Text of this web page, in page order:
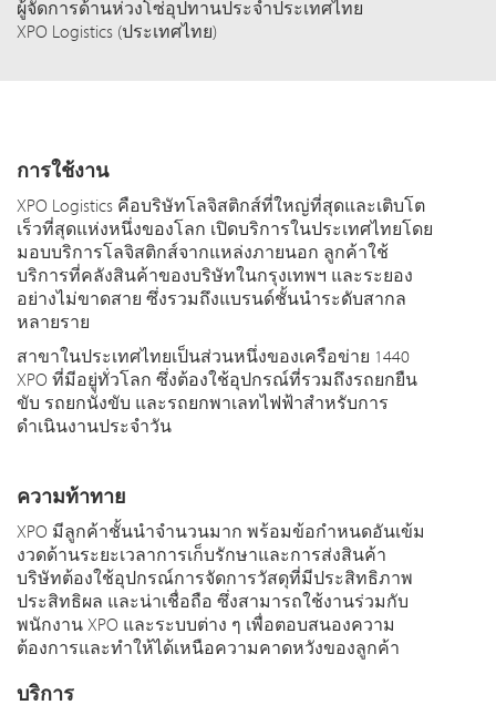
ผู้จัดการด้านห่วงโซ่อุปทานประจำประเทศไทย
XPO Logistics (ประเทศไทย)
การใช้งาน
XPO Logistics คือบริษัทโลจิสติกส์ที่ใหญ่ที่สุดและเติบโต
เร็วที่สุดแห่งหนึ่งของโลก เปิดบริการในประเทศไทยโดย
มอบบริการโลจิสติกส์จากแหล่งภายนอก ลูกค้าใช้
บริการที่คลังสินค้าของบริษัทในกรุงเทพฯ และระยอง
อย่างไม่ขาดสาย ซึ่งรวมถึงแบรนด์ชั้นนำระดับสากล
หลายราย
สาขาในประเทศไทยเป็นส่วนหนึ่งของเครือข่าย 1440
XPO ที่มีอยู่ทั่วโลก ซึ่งต้องใช้อุปกรณ์ที่รวมถึงรถยกยืน
ขับ รถยกนั่งขับ และรถยกพาเลทไฟฟ้าสำหรับการ
ดำเนินงานประจำวัน
ความท้าทาย
XPO มีลูกค้าชั้นนำจำนวนมาก พร้อมข้อกำหนดอันเข้ม
งวดด้านระยะเวลาการเก็บรักษาและการส่งสินค้า
บริษัทต้องใช้อุปกรณ์การจัดการวัสดุที่มีประสิทธิภาพ
ประสิทธิผล และน่าเชื่อถือ ซึ่งสามารถใช้งานร่วมกับ
พนักงาน XPO และระบบต่าง ๆ เพื่อตอบสนองความ
ต้องการและทำให้ได้เหนือความคาดหวังของลูกค้า
บริการ